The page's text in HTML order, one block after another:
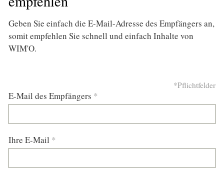
Geben Sie einfach die E-Mail-Adresse des Empfängers an,
somit empfehlen Sie schnell und einfach Inhalte von
WIM'O.
*Pflichtfelder
E-Mail des Empfängers *
Ihre E-Mail *